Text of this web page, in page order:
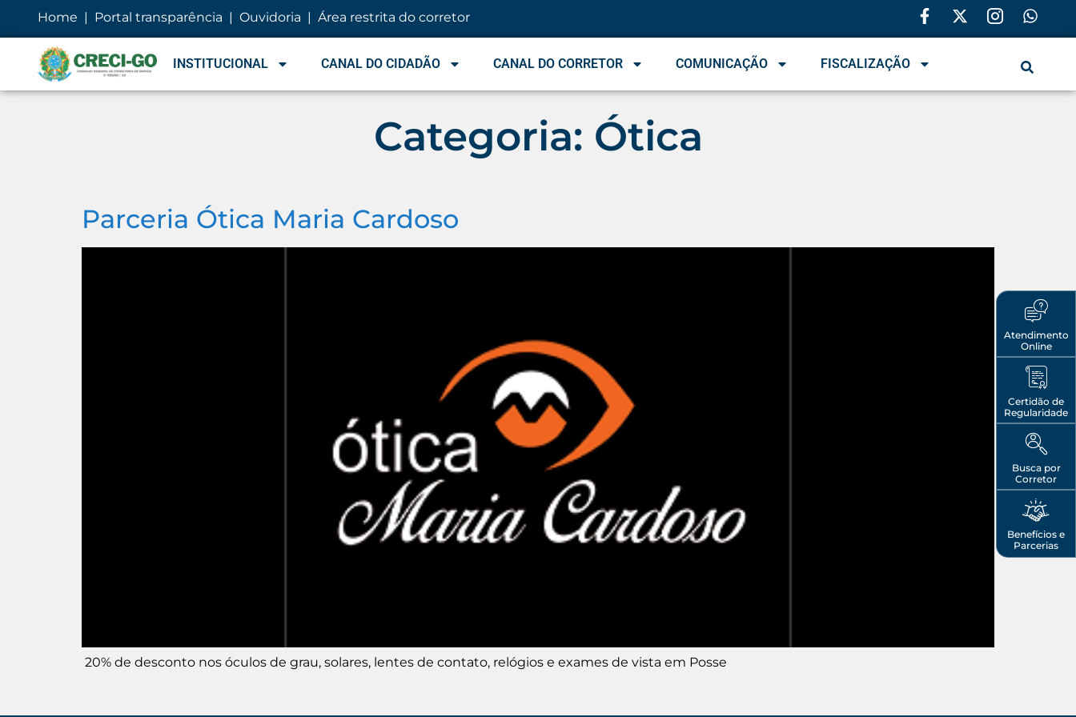
conteúdo
Home | Portal transparência | Ouvidoria | Área restrita do corretor
INSTITUCIONAL CANAL DO CIDADÃO CANAL DO CORRETOR COMUNICAÇÃO FISCALIZAÇÃO
Atendimento
Online
Certidão de
Regularidade
Busca por
Corretor
Benefícios e
Parcerias
Categoria: Ótica
Parceria Ótica Maria Cardoso
20% de desconto nos óculos de grau, solares, lentes de contato, relógios e exames de vista em Posse